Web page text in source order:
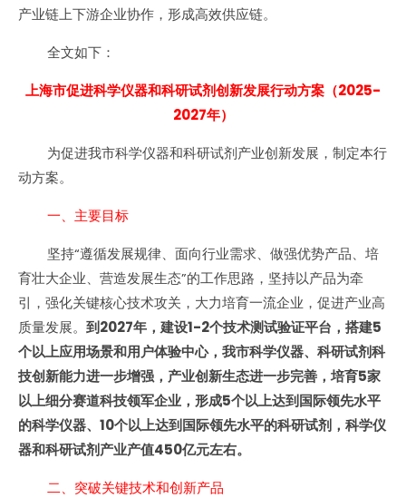
产业链上下游企业协作，形成高效供应链。
全文如下：
上海市促进科学仪器和科研试剂创新发展行动方案（2025-
2027年）
为促进我市科学仪器和科研试剂产业创新发展，制定本行
动方案。
一、主要目标
坚持“遵循发展规律、面向行业需求、做强优势产品、培
育壮大企业、营造发展生态”的工作思路，坚持以产品为牵
引，强化关键核心技术攻关，大力培育一流企业，促进产业高
质量发展。 到2027年，建设1-2个技术测试验证平台，搭建5
个以上应用场景和用户体验中心，我市科学仪器、科研试剂科
技创新能力进一步增强，产业创新生态进一步完善，培育5家
以上细分赛道科技领军企业，形成5个以上达到国际领先水平
的科学仪器、10个以上达到国际领先水平的科研试剂，科学仪
器和科研试剂产业产值450亿元左右。
二、突破关键技术和创新产品